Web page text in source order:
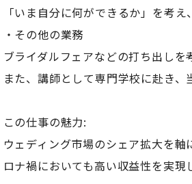
「いま自分に何ができるか」を考え
・その他の業務
ブライダルフェアなどの打ち出しを
また、講師として専門学校に赴き、
この仕事の魅力:
ウェディング市場のシェア拡大を
ロナ禍においても高い収益性を実現